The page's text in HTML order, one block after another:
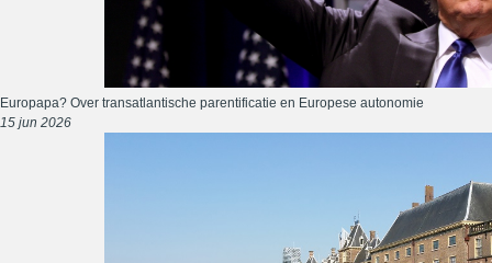
Europapa? Over transatlantische parentificatie en Europese autonomie
15 jun 2026